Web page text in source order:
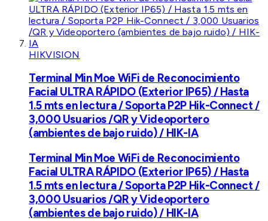
HIKVISION
Terminal Min Moe WiFi de Reconocimiento
Facial ULTRA RÁPIDO (Exterior IP65) / Hasta
1.5 mts en lectura / Soporta P2P Hik-Connect /
3,000 Usuarios /QR y Videoportero
(ambientes de bajo ruido) / HIK-IA
Terminal Min Moe WiFi de Reconocimiento
Facial ULTRA RÁPIDO (Exterior IP65) / Hasta
1.5 mts en lectura / Soporta P2P Hik-Connect /
3,000 Usuarios /QR y Videoportero
(ambientes de bajo ruido) / HIK-IA